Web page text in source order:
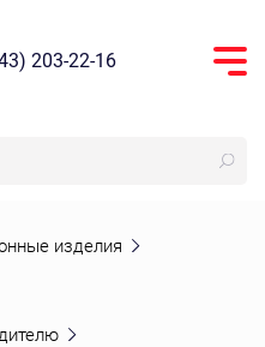
203-22-16
изделия